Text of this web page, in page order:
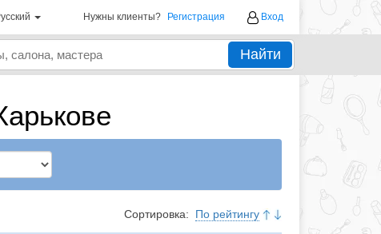
Нужны клиенты? Регистрация Вход
Найти
Сортировка: По рейтингу